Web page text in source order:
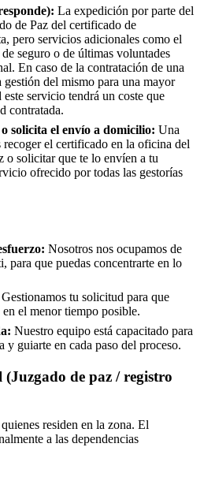
La expedición por parte del
de Paz del certificado de
pero servicios adicionales como el
seguro o de últimas voluntades
En caso de la contratación de una
gestión del mismo para una mayor
servicio tendrá un coste que
contratada.
solicita el envío a domicilio: Una
recoger el certificado en la oficina del
o solicitar que te lo envíen a tu
ofrecido por todas las gestorías
Nosotros nos ocupamos de
para que puedas concentrarte en lo
Gestionamos tu solicitud para que
el menor tiempo posible.
Nuestro equipo está capacitado para
y guiarte en cada paso del proceso.
de paz / registro
residen en la zona. El
a las dependencias